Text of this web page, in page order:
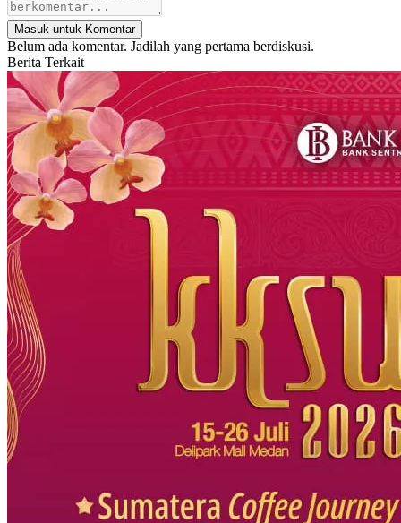
Masuk untuk Komentar
Belum ada komentar. Jadilah yang pertama berdiskusi.
Berita Terkait